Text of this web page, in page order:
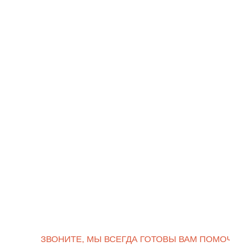
ЗВОНИТЕ, МЫ ВСЕГДА ГОТОВЫ ВАМ